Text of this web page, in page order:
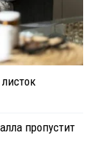
пропустит